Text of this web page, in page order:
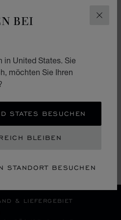
BEI
in United States. Sie
möchten Sie Ihren
STATES BESUCHEN
BLEIBEN
STANDORT BESUCHEN
1
GEHEN 2
GEHEN 3
& LIEFERGEBIET